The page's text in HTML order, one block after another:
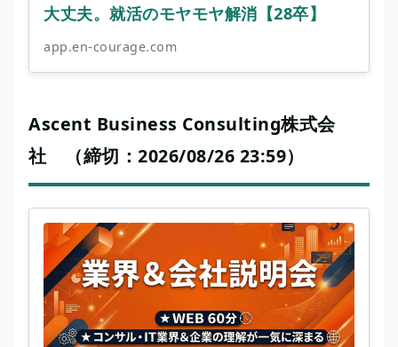
大丈夫。就活のモヤモヤ解消【28卒】
app.en-courage.com
Ascent Business Consulting株式会
社 （締切：2026/08/26 23:59）